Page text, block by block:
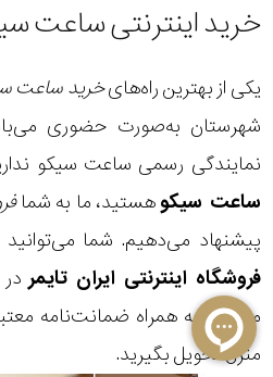
خرید اینترنتی ساعت
یکی از بهترین راه‌هایخرید ساعت
شهرستان به‌صورت حضوری
نمایندگی رسمی ساعت سیکو
ساعت سیکوهستید، ما به شما
پیشنهاد می‌دهیم. شما
فروشگاه اینترنتی ایران تایمردر
مناسب به همراه ضمانت‌نامه
منزل تحویل بگیرید.